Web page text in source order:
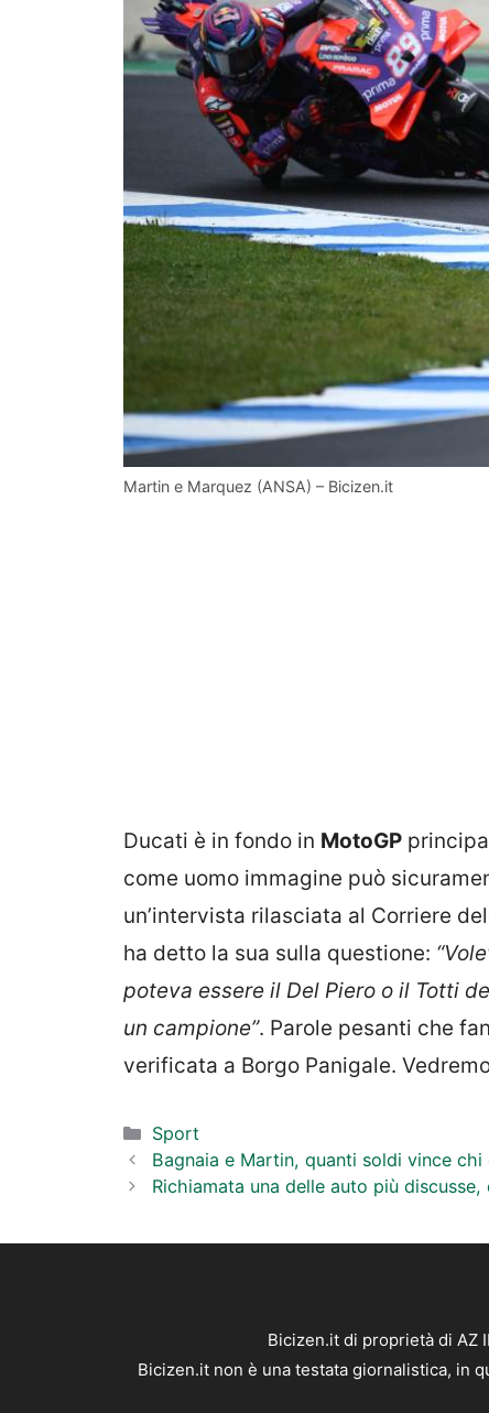
Martin e Marquez (ANSA) – Bicizen.it
Ducati è in fondo in MotoGP
come uomo immagine può
un’intervista rilasciata al Corriere
ha detto la sua sulla questione:
poteva essere il Del Piero o il Totti
un campione”. Parole pesanti che
verificata a Borgo Panigale.
Categorie
Sport
Bagnaia e Martin, quanti soldi vince
Richiamata una delle auto più
Bicizen.it di proprietà di AZ
Bicizen.it non è una testata giornalistica, in